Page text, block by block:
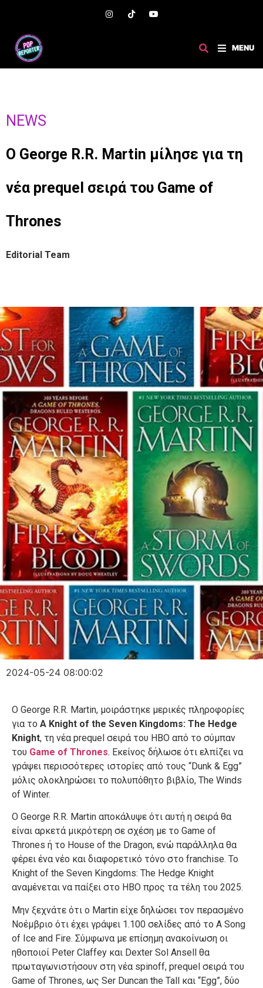
MENU
NEWS
Ο George R.R. Martin μίλησε για τη
νέα prequel σειρά του Game of
Thrones
Editorial Team
2024-05-24 08:00:02
Ο George R.R. Martin, μοιράστηκε μερικές πληροφορίες
για το A Knight of the Seven Kingdoms: The Hedge
Knight, τη νέα prequel σειρά του HBO από το σύμπαν
του Game of Thrones. Εκείνος δήλωσε ότι ελπίζει να
γράψει περισσότερες ιστορίες από τους “Dunk & Egg”
μόλις ολοκληρώσει το πολυπόθητο βιβλίο, The Winds
of Winter.
Ο George R.R. Martin αποκάλυψε ότι αυτή η σειρά θα
είναι αρκετά μικρότερη σε σχέση με το Game of
Thrones ή το House of the Dragon, ενώ παράλληλα θα
φέρει ένα νέο και διαφορετικό τόνο στο franchise. To
Knight of the Seven Kingdoms: The Hedge Knight
αναμένεται να παίξει στο HBO προς τα τέλη του 2025.
Μην ξεχνάτε ότι ο Martin είχε δηλώσει τον περασμένο
Νοέμβριο ότι έχει γράψει 1.100 σελίδες από το A Song
of Ice and Fire. Σύμφωνα με επίσημη ανακοίνωση οι
ηθοποιοί Peter Claffey και Dexter Sol Ansell θα
πρωταγωνιστήσουν στη νέα spinoff, prequel σειρά του
Game of Thrones, ως Ser Duncan the Tall και “Egg”, δύο